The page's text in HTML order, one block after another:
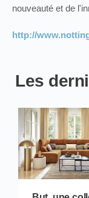
nouveauté et de
http://
Les